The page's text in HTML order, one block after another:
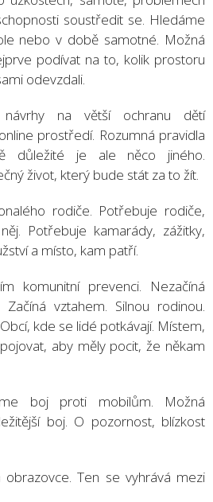
soustředit se. Hledáme
nebo v době samotné. Možná
podívat na to, kolik prostoru
odevzdali.
na větší ochranu dětí
prostředí. Rozumná pravidla
důležité je ale něco jiného.
život, který bude stát za to žít.
rodiče. Potřebuje rodiče,
Potřebuje kamarády, zážitky,
a místo, kam patří.
komunitní prevenci. Nezačíná
vztahem. Silnou rodinou.
kde se lidé potkávají. Místem,
aby měly pocit, že někam
boj proti mobilům. Možná
boj. O pozornost, blízkost
Ten se vyhrává mezi